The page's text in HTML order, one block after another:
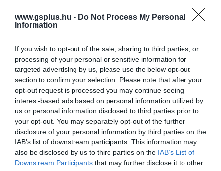
www.gsplus.hu - Do Not Process My Personal
Information
If you wish to opt-out of the sale, sharing to third parties, or
processing of your personal or sensitive information for
targeted advertising by us, please use the below opt-out
section to confirm your selection. Please note that after your
opt-out request is processed you may continue seeing
interest-based ads based on personal information utilized by
us or personal information disclosed to third parties prior to
your opt-out. You may separately opt-out of the further
disclosure of your personal information by third parties on the
IAB’s list of downstream participants. This information may
also be disclosed by us to third parties on the IAB’s List of
Downstream Participants that may further disclose it to other
megismertem és azt elfogadom.
Feliratkozom
SMASH by Meló-Diák: Homok, zene és a nyár legjobb
hangulata – Jön a második forduló! (X)
Július végén folytatódik a balatoni strandröplabda-
sorozat.